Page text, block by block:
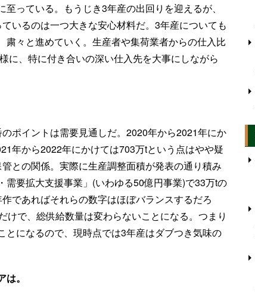
っている。もうじき3年産の出回りを迎えるが、
いるのは一つ大きな安心材料だ。3年産についても
々と進めていく。生産者や集荷業者からの仕入比
に、特に付き合いの深い仕入先を大事にしながら
ポイントは需要見通しだ。2020年から2021年にか
年から2022年にかけては703万tという点はやや疑
との関係。実際に生産調整面積が発表の通り積み
要拡大支援事業」(いわゆる50億円事業)で33万tの
であればそれらの数字はほぼバランスするだろ
けで、総供給数量は変わらないことになる。つまり
とになるので、現時点では3年産はダブつき気味の
。